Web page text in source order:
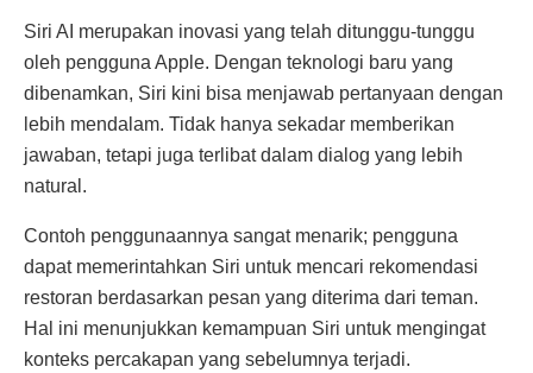
Siri AI merupakan inovasi yang telah ditunggu-tunggu
oleh pengguna Apple. Dengan teknologi baru yang
dibenamkan, Siri kini bisa menjawab pertanyaan dengan
lebih mendalam. Tidak hanya sekadar memberikan
jawaban, tetapi juga terlibat dalam dialog yang lebih
natural.
Contoh penggunaannya sangat menarik; pengguna
dapat memerintahkan Siri untuk mencari rekomendasi
restoran berdasarkan pesan yang diterima dari teman.
Hal ini menunjukkan kemampuan Siri untuk mengingat
konteks percakapan yang sebelumnya terjadi.